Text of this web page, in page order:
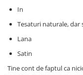
In
Tesaturi naturale, dar
Lana
Satin
Tine cont de faptul ca